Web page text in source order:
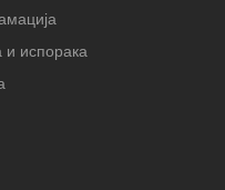
и испорака